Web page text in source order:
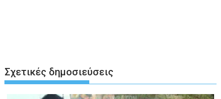
Σχετικές δημοσιεύσεις